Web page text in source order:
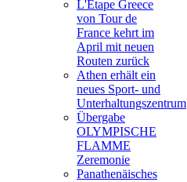
L'Étape Greece
von Tour de
France kehrt im
April mit neuen
Routen zurück
Athen erhält ein
neues Sport- und
Unterhaltungszentrum
Übergabe
OLYMPISCHE
FLAMME
Zeremonie
Panathenäisches